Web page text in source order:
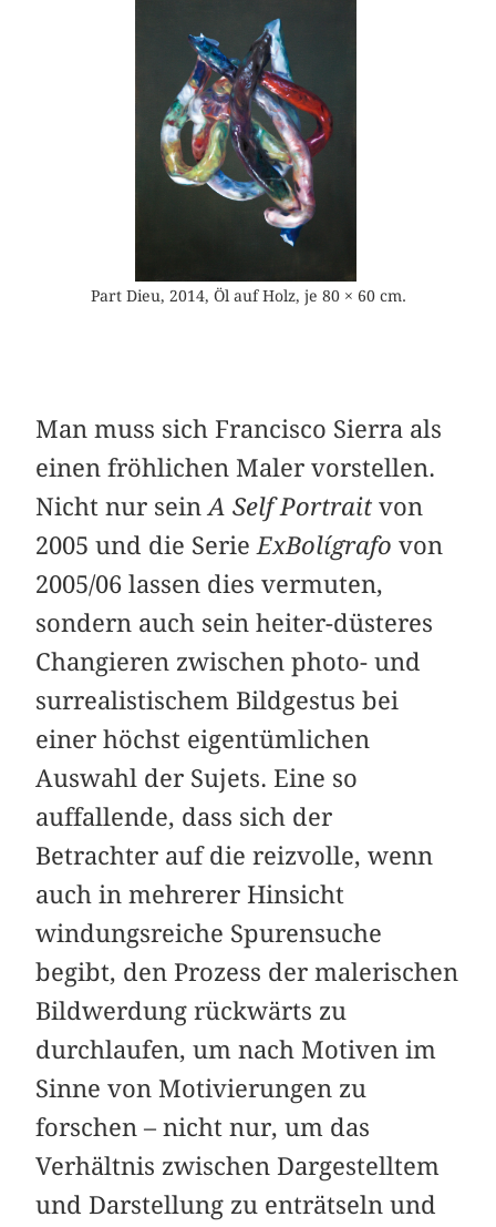
Part Dieu, 2014, Öl auf Holz, je 80 × 60 cm.
Man muss sich Francisco Sierra als
einen fröhlichen Maler vorstellen.
Nicht nur seinA Self Portrait von
2005 und die Serie ExBolígrafo von
2005/06 lassen dies vermuten,
sondern auch sein heiter-düsteres
Changieren zwischen photo- und
surrealistischem Bildgestus bei
einer höchst eigentümlichen
Auswahl der Sujets. Eine so
auffallende, dass sich der
Betrachter auf die reizvolle, wenn
auch in mehrerer Hinsicht
windungsreiche Spurensuche
begibt, den Prozess der malerischen
Bildwerdung rückwärts zu
durchlaufen, um nach Motiven im
Sinne von Motivierungen zu
forschen – nicht nur, um das
Verhältnis zwischen Dargestelltem
und Darstellung zu enträtseln und